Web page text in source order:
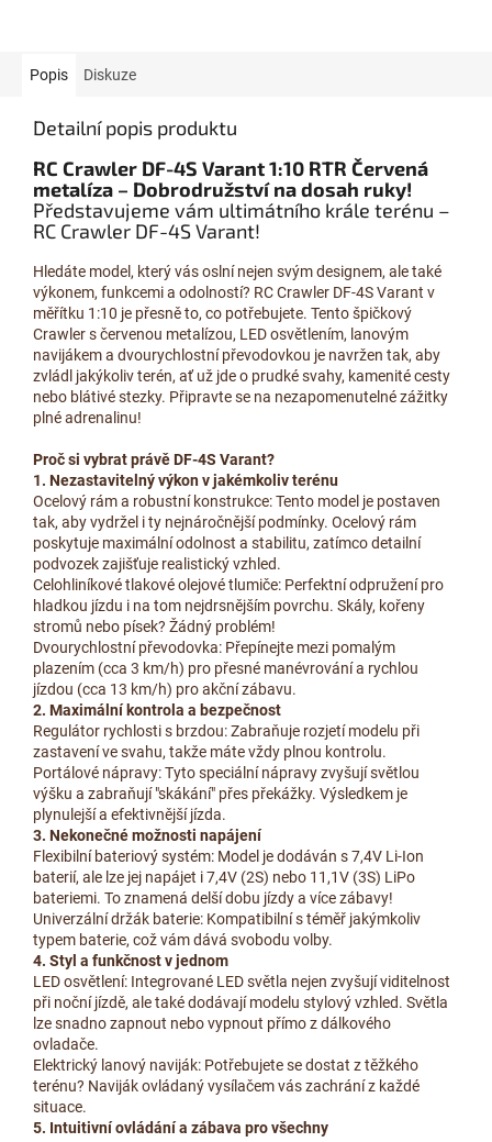
Popis Diskuze
Detailní popis produktu
RC Crawler DF-4S Varant 1:10 RTR Červená
metalíza – Dobrodružství na dosah ruky!
Představujeme vám ultimátního krále terénu –
RC Crawler DF-4S Varant!
Hledáte model, který vás oslní nejen svým designem, ale také
výkonem, funkcemi a odolností? RC Crawler DF-4S Varant v
měřítku 1:10 je přesně to, co potřebujete. Tento špičkový
Crawler s červenou metalízou, LED osvětlením, lanovým
navijákem a dvourychlostní převodovkou je navržen tak, aby
zvládl jakýkoliv terén, ať už jde o prudké svahy, kamenité cesty
nebo blátivé stezky. Připravte se na nezapomenutelné zážitky
plné adrenalinu!
Proč si vybrat právě DF-4S Varant?
1. Nezastavitelný výkon v jakémkoliv terénu
Ocelový rám a robustní konstrukce: Tento model je postaven
tak, aby vydržel i ty nejnáročnější podmínky. Ocelový rám
poskytuje maximální odolnost a stabilitu, zatímco detailní
podvozek zajišťuje realistický vzhled.
Celohliníkové tlakové olejové tlumiče: Perfektní odpružení pro
hladkou jízdu i na tom nejdrsnějším povrchu. Skály, kořeny
stromů nebo písek? Žádný problém!
Dvourychlostní převodovka: Přepínejte mezi pomalým
plazením (cca 3 km/h) pro přesné manévrování a rychlou
jízdou (cca 13 km/h) pro akční zábavu.
2. Maximální kontrola a bezpečnost
Regulátor rychlosti s brzdou: Zabraňuje rozjetí modelu při
zastavení ve svahu, takže máte vždy plnou kontrolu.
Portálové nápravy: Tyto speciální nápravy zvyšují světlou
výšku a zabraňují "skákání" přes překážky. Výsledkem je
plynulejší a efektivnější jízda.
3. Nekonečné možnosti napájení
Flexibilní bateriový systém: Model je dodáván s 7,4V Li-Ion
baterií, ale lze jej napájet i 7,4V (2S) nebo 11,1V (3S) LiPo
bateriemi. To znamená delší dobu jízdy a více zábavy!
Univerzální držák baterie: Kompatibilní s téměř jakýmkoliv
typem baterie, což vám dává svobodu volby.
4. Styl a funkčnost v jednom
LED osvětlení: Integrované LED světla nejen zvyšují viditelnost
při noční jízdě, ale také dodávají modelu stylový vzhled. Světla
lze snadno zapnout nebo vypnout přímo z dálkového
ovladače.
Elektrický lanový naviják: Potřebujete se dostat z těžkého
terénu? Naviják ovládaný vysílačem vás zachrání z každé
situace.
5. Intuitivní ovládání a zábava pro všechny